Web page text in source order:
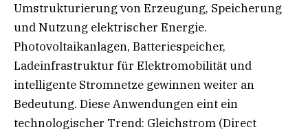
Umstrukturierung von Erzeugung, Speicherung
und Nutzung elektrischer Energie.
Photovoltaikanlagen, Batteriespeicher,
Ladeinfrastruktur für Elektromobilität und
intelligente Stromnetze gewinnen weiter an
Bedeutung. Diese Anwendungen eint ein
technologischer Trend: Gleichstrom (Direct